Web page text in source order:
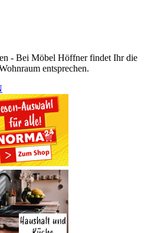
- Bei Möbel Höffner findet Ihr die
entsprechen.